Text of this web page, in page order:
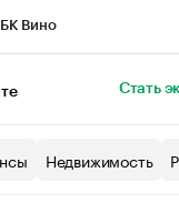
Вино
Стать
Недвижимость